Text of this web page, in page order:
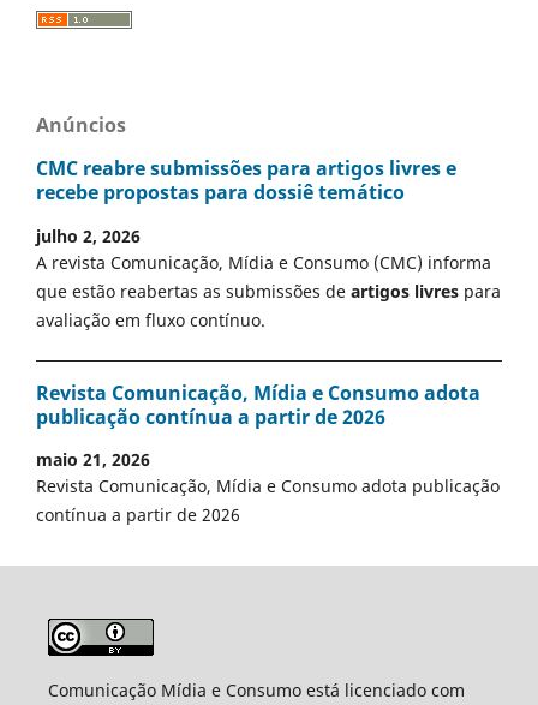
Anúncios
CMC reabre submissões para artigos livres e
recebe propostas para dossiê temático
julho 2, 2026
A revista Comunicação, Mídia e Consumo (CMC) informa
que estão reabertas as submissões de artigos livres para
avaliação em fluxo contínuo.
Revista Comunicação, Mídia e Consumo adota
publicação contínua a partir de 2026
maio 21, 2026
Revista Comunicação, Mídia e Consumo adota publicação
contínua a partir de 2026
Comunicação Mídia e Consumo está licenciado com